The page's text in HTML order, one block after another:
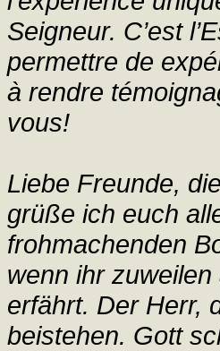
Seigneur. C’est
permettre de
à rendre
vous!
Liebe Freunde,
grüße ich euch
frohmachenden
wenn ihr
erfährt. Der Herr,
beistehen. Gott